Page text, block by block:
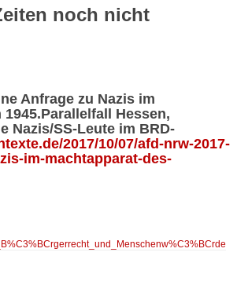
noch nicht
Anfrage zu Nazis im
Hessen,
Nazis/SS-Leute im BRD-
2017/10/07/afd-nrw-2017-
im-machtapparat-des-